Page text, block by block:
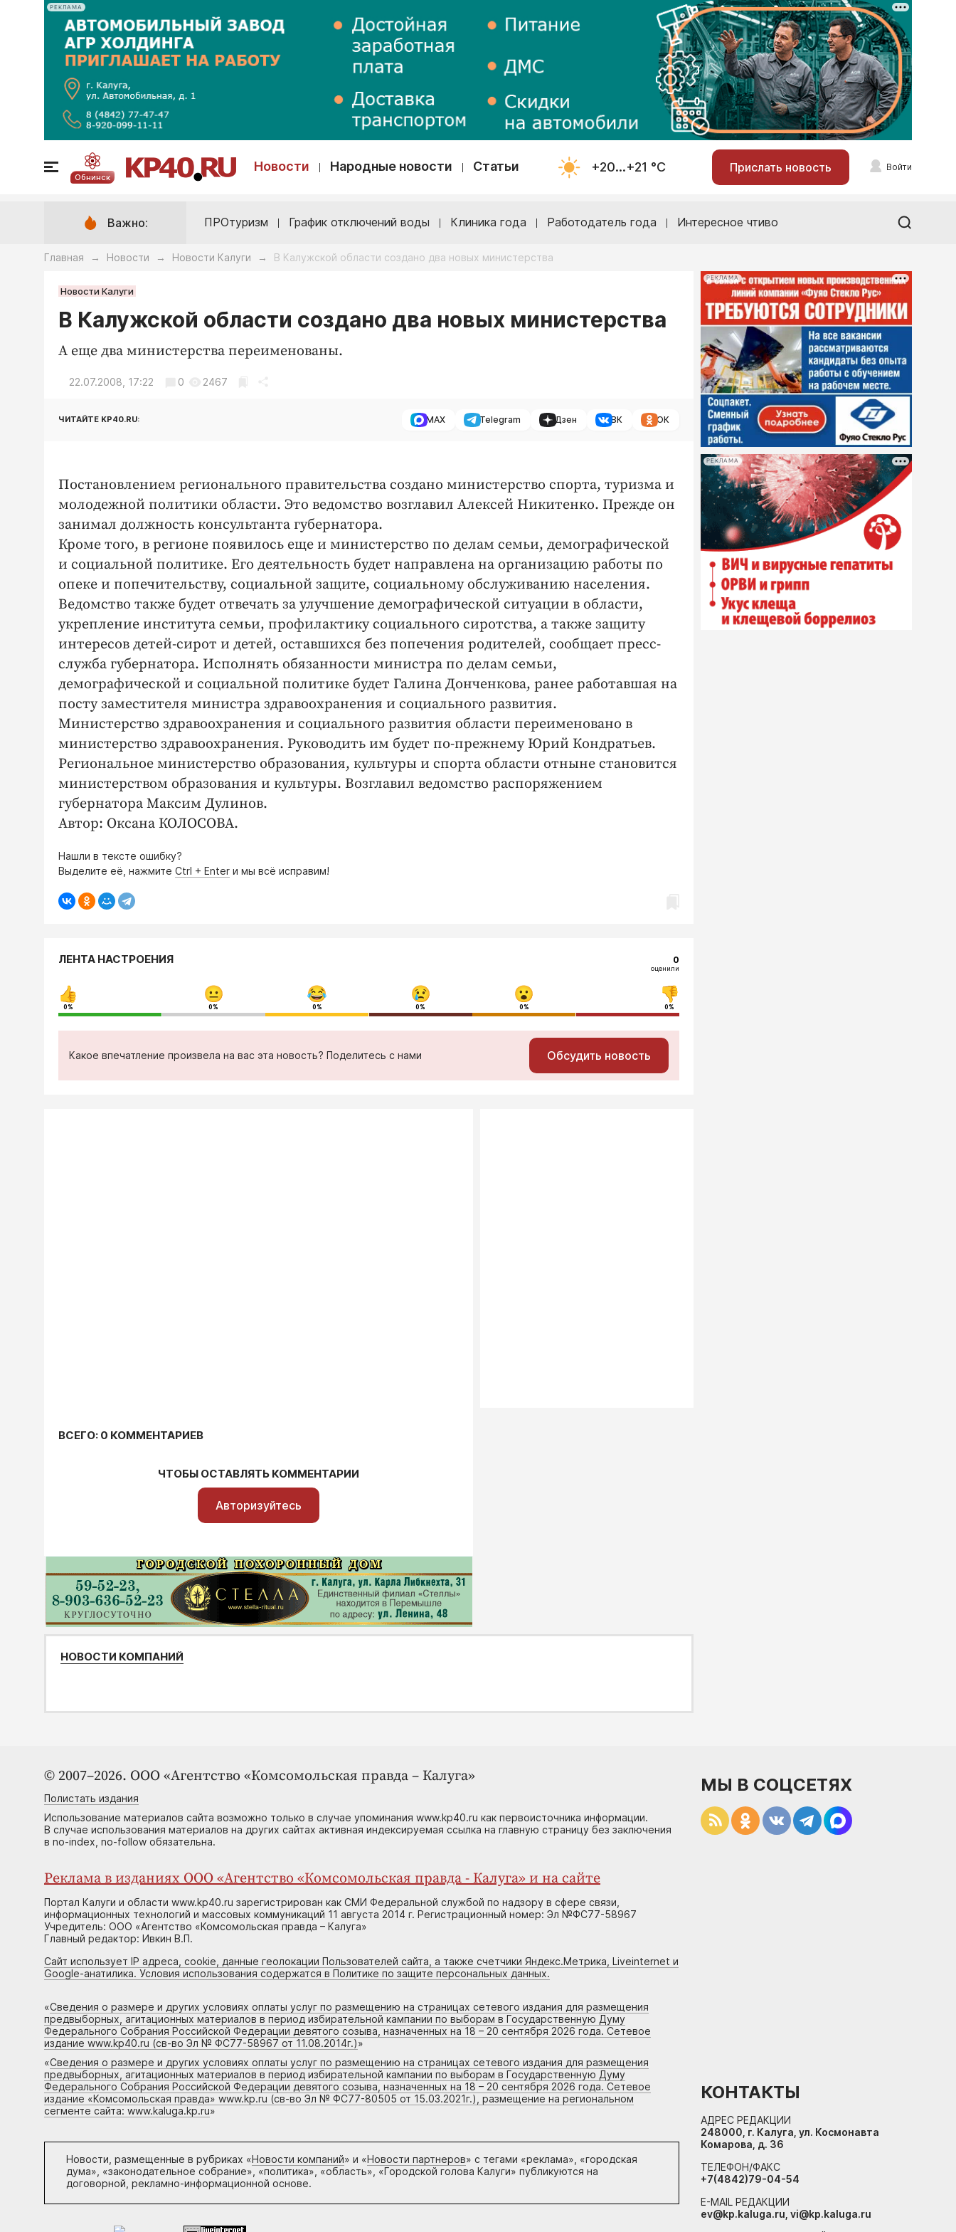
РЕКЛАМА
Обнинск
Новости Народные новости Статьи +20...+21 °С Прислать новость Войти
Важно: ПРОтуризм График отключений воды Клиника года Работодатель года Интересное чтиво
Главная → Новости → Новости Калуги → В Калужской области создано два новых министерства
Новости Калуги
В Калужской области создано два новых министерства
А еще два министерства переименованы.
22.07.2008, 17:22 0 2467
ЧИТАЙТЕ KP40.RU: MAX Telegram Дзен ВК ОК
Постановлением регионального правительства создано министерство спорта, туризма и
молодежной политики области. Это ведомство возглавил Алексей Никитенко. Прежде он
занимал должность консультанта губернатора.
Кроме того, в регионе появилось еще и министерство по делам семьи, демографической
и социальной политике. Его деятельность будет направлена на организацию работы по
опеке и попечительству, социальной защите, социальному обслуживанию населения.
Ведомство также будет отвечать за улучшение демографической ситуации в области,
укрепление института семьи, профилактику социального сиротства, а также защиту
интересов детей-сирот и детей, оставшихся без попечения родителей, сообщает пресс-
служба губернатора. Исполнять обязанности министра по делам семьи,
демографической и социальной политике будет Галина Донченкова, ранее работавшая на
посту заместителя министра здравоохранения и социального развития.
Министерство здравоохранения и социального развития области переименовано в
министерство здравоохранения. Руководить им будет по-прежнему Юрий Кондратьев.
Региональное министерство образования, культуры и спорта области отныне становится
министерством образования и культуры. Возглавил ведомство распоряжением
губернатора Максим Дулинов.
Автор: Оксана КОЛОСОВА.
Нашли в тексте ошибку?
Выделите её, нажмите Ctrl + Enter и мы всё исправим!
РЕКЛАМА
РЕКЛАМА
ЛЕНТА НАСТРОЕНИЯ 0
оценили
0% 0% 0% 0% 0% 0%
Какое впечатление произвела на вас эта новость? Поделитесь с нами Обсудить новость
ВСЕГО: 0 КОММЕНТАРИЕВ
ЧТОБЫ ОСТАВЛЯТЬ КОММЕНТАРИИ
Авторизуйтесь
НОВОСТИ КОМПАНИЙ
© 2007–2026. ООО «Агентство «Комсомольская правда – Калуга»
Полистать издания
Использование материалов сайта возможно только в случае упоминания www.kp40.ru как первоисточника информации.
В случае использования материалов на других сайтах активная индексируемая ссылка на главную страницу без заключения
в no-index, no-follow обязательна.
Реклама в изданиях ООО «Агентство «Комсомольская правда - Калуга» и на сайте
Портал Калуги и области www.kp40.ru зарегистрирован как СМИ Федеральной службой по надзору в сфере связи,
информационных технологий и массовых коммуникаций 11 августа 2014 г. Регистрационный номер: Эл №ФС77-58967
Учредитель: ООО «Агентство «Комсомольская правда – Калуга»
Главный редактор: Ивкин В.П.
Сайт использует IP адреса, cookie, данные геолокации Пользователей сайта, а также счетчики Яндекс.Метрика, Liveinternet и
Google-анатилика. Условия использования содержатся в Политике по защите персональных данных.
«Сведения о размере и других условиях оплаты услуг по размещению на страницах сетевого издания для размещения
предвыборных, агитационных материалов в период избирательной кампании по выборам в Государственную Думу
Федерального Собрания Российской Федерации девятого созыва, назначенных на 18 – 20 сентября 2026 года. Сетевое
издание www.kp40.ru (св-во Эл № ФС77-58967 от 11.08.2014г.)»
«Сведения о размере и других условиях оплаты услуг по размещению на страницах сетевого издания для размещения
предвыборных, агитационных материалов в период избирательной кампании по выборам в Государственную Думу
Федерального Собрания Российской Федерации девятого созыва, назначенных на 18 – 20 сентября 2026 года. Сетевое
издание «Комсомольская правда» www.kp.ru (св-во Эл № ФС77-80505 от 15.03.2021г.), размещение на региональном
сегменте сайта: www.kaluga.kp.ru»
Новости, размещенные в рубриках «Новости компаний» и «Новости партнеров» с тегами «реклама», «городская
дума», «законодательное собрание», «политика», «область», «Городской голова Калуги» публикуются на
договорной, рекламно-информационной основе.
МЫ В СОЦСЕТЯХ
КОНТАКТЫ
АДРЕС РЕДАКЦИИ
248000, г. Калуга, ул. Космонавта
Комарова, д. 36
ТЕЛЕФОН/ФАКС
+7(4842)79-04-54
E-MAIL РЕДАКЦИИ
ev@kp.kaluga.ru, vi@kp.kaluga.ru